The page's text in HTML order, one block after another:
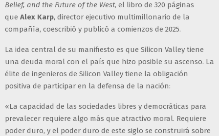
Belief, and the Future of the West, el libro de 320 páginas
que Alex Karp, director ejecutivo multimillonario de la
compañía, coescribió y publicó a comienzos de 2025.
La idea central de su manifiesto es que Silicon Valley tiene
una deuda moral con el país que hizo posible su ascenso. La
élite de ingenieros de Silicon Valley tiene la obligación
positiva de participar en la defensa de la nación:
«La capacidad de las sociedades libres y democráticas para
prevalecer requiere algo más que atractivo moral. Requiere
poder duro, y el poder duro de este siglo se construirá sobre